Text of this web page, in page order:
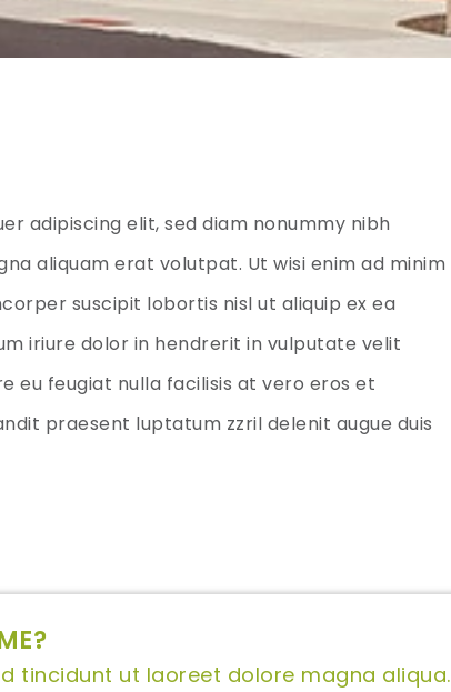
adipiscing elit, sed diam nonummy nibh
aliquam erat volutpat. Ut wisi enim ad minim
suscipit lobortis nisl ut aliquip ex ea
iriure dolor in hendrerit in vulputate velit
eu feugiat nulla facilisis at vero eros et
praesent luptatum zzril delenit augue duis
tincidunt ut laoreet dolore magna aliqua.